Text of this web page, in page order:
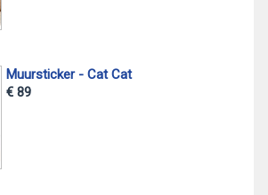
Muursticker - Cat Cat
€ 89